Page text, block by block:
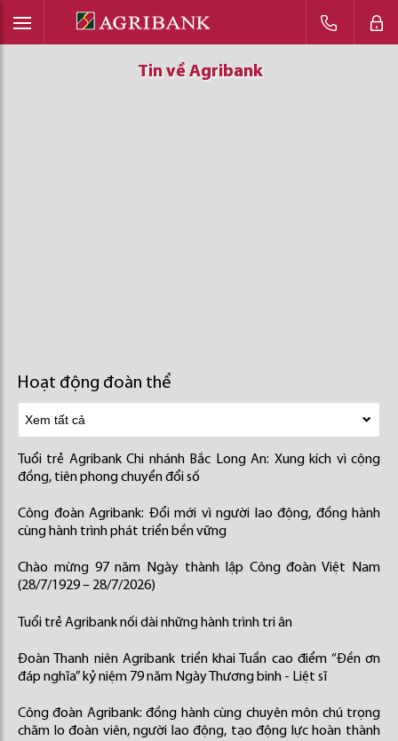
Tin về Agribank
Tin về Agribank
Tin về Agribank
Hoạt động đoàn thể
Tuổi trẻ Agribank Chi nhánh Bắc Long An: Xung kích vì cộng
đồng, tiên phong chuyển đổi số
Công đoàn Agribank: Đổi mới vì người lao động, đồng hành
cùng hành trình phát triển bền vững
Chào mừng 97 năm Ngày thành lập Công đoàn Việt Nam
(28/7/1929 – 28/7/2026)
Tuổi trẻ Agribank nối dài những hành trình tri ân
Đoàn Thanh niên Agribank triển khai Tuần cao điểm “Đền ơn
đáp nghĩa” kỷ niệm 79 năm Ngày Thương binh - Liệt sĩ
Công đoàn Agribank: đồng hành cùng chuyên môn chú trọng
chăm lo đoàn viên, người lao động, tạo động lực hoàn thành